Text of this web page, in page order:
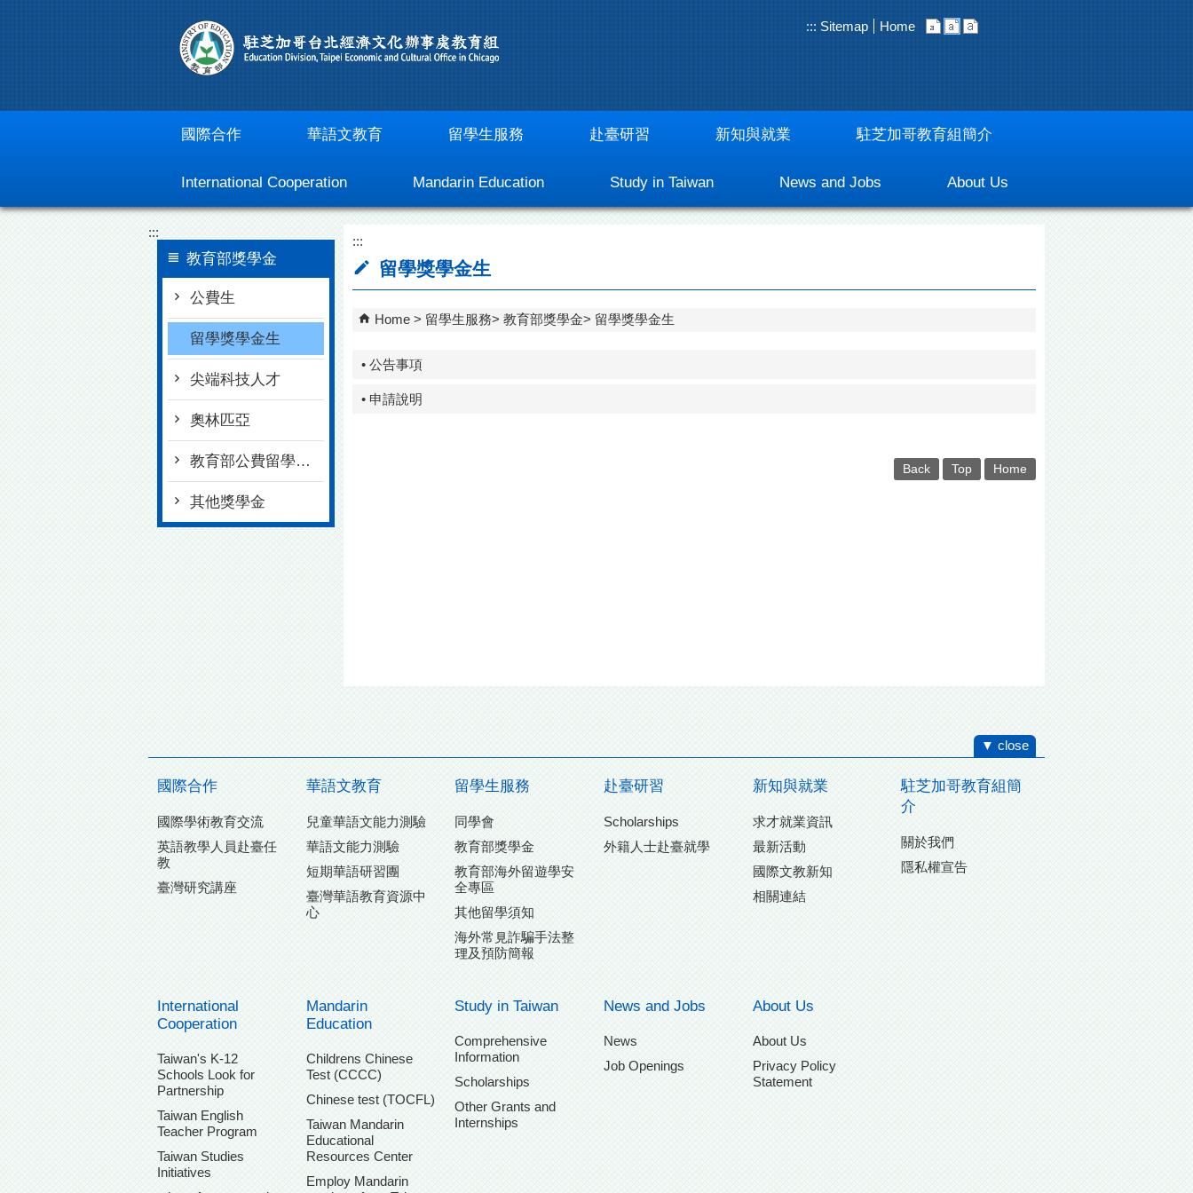
::: Sitemap Home
國際合作 華語文教育 留學生服務 赴臺研習 新知與就業 駐芝加哥教育組簡介
International Cooperation Mandarin Education Study in Taiwan News and Jobs About Us
:::
教育部獎學金
公費生
留學獎學金生
尖端科技人才
奧林匹亞
教育部公費留學與各項獎學金專區
其他獎學金
:::
留學獎學金生
Home 留學生服務 教育部獎學金 留學獎學金生
• 公告事項
• 申請說明
Back Top Home
▼ close
國際合作
國際學術教育交流
英語教學人員赴臺任
教
臺灣研究講座
華語文教育
兒童華語文能力測驗
華語文能力測驗
短期華語研習團
臺灣華語教育資源中
心
留學生服務
同學會
教育部獎學金
教育部海外留遊學安
全專區
其他留學須知
海外常見詐騙手法整
理及預防簡報
赴臺研習
Scholarships
外籍人士赴臺就學
新知與就業
求才就業資訊
最新活動
國際文教新知
相關連結
駐芝加哥教育組簡
介
關於我們
隱私權宣告
International
Cooperation
Taiwan's K-12
Schools Look for
Partnership
Taiwan English
Teacher Program
Taiwan Studies
Initiatives
Mandarin
Education
Childrens Chinese
Test (CCCC)
Chinese test (TOCFL)
Taiwan Mandarin
Educational
Resources Center
Employ Mandarin
Study in Taiwan
Comprehensive
Information
Scholarships
Other Grants and
Internships
News and Jobs
News
Job Openings
About Us
About Us
Privacy Policy
Statement